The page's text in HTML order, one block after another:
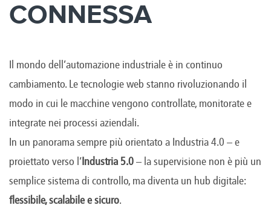
CONNESSA
Il mondo dell’automazione industriale è in continuo
cambiamento. Le tecnologie web stanno rivoluzionando il
modo in cui le macchine vengono controllate, monitorate e
integrate nei processi aziendali.
In un panorama sempre più orientato a Industria 4.0 – e
proiettato verso l’Industria 5.0– la supervisione non è più un
semplice sistema di controllo, ma diventa un hub digitale:
flessibile, scalabile e sicuro.